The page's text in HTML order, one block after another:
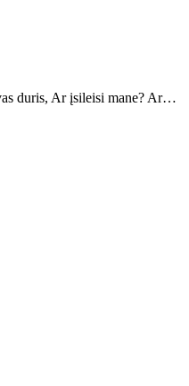
duris, Ar įsileisi mane? Ar…